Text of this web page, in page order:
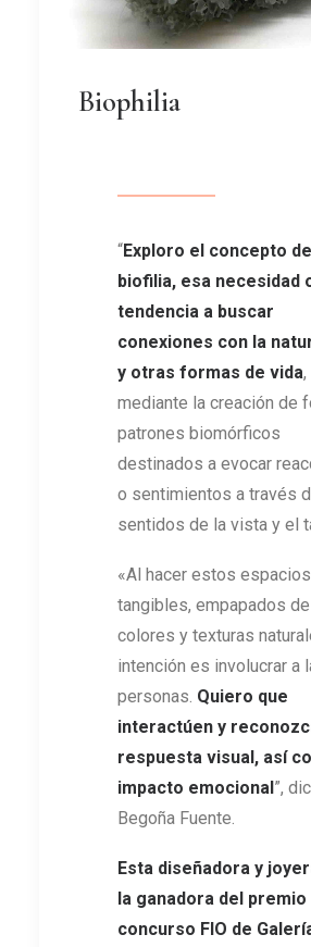
Biophilia
“Exploro el concepto de
biofilia, esa necesidad
tendencia a buscar
conexiones con la
y otras formas de vida,
mediante la creación de
patrones biomórficos
destinados a evocar
o sentimientos a través
sentidos de la vista y el
«Al hacer estos espacios
tangibles, empapados de
colores y texturas
intención es involucrar a
personas. Quiero que
interactúen y
respuesta visual, así
impacto emocional”,
Begoña Fuente.
Esta diseñadora y
la ganadora del premio
concurso FIO de